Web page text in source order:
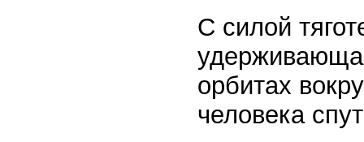
С силой
орбитах
человека